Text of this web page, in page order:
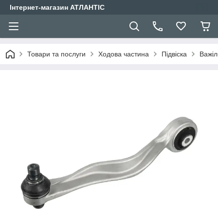
Інтернет-магазин АТЛАНТІС
Товари та послуги Ходова частина Підвіска